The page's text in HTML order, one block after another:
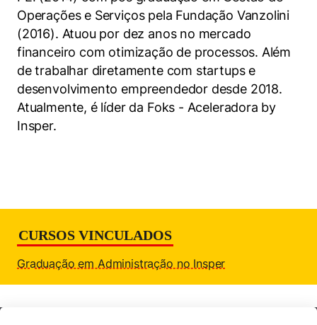
Todas as Engenharias
Engenharia de Computação
Negócios
Prêmio Duda Ermírio de Moraes
Como funciona
Resolução Eficaz de Problemas
Oportunidade de Negócios
Women in Action
Trabalhe conosco
Sala de Imprensa
Biblioteca Telles
Repositório Institucional
Pesquisa na Graduação
Seminários Acadêmicos
Comitê de Ética em Pesquisa
Notícias
Youtube
Instagram
Linkedin
Engenharia e Ciência da Computação
Direito
Busca por docentes
Áreas de Conhecimento
Prêmios de Excelência
Ensino e aprendizagem
Fale Conosco
Atendimento
Visite o Insper
Canal de Ética
Ouvidoria
Operações e Serviços pela Fundação Vanzolini
(2016). Atuou por dez anos no mercado
financeiro com otimização de processos. Além
de trabalhar diretamente com startups e
desenvolvimento empreendedor desde 2018.
Atualmente, é líder da Foks - Aceleradora by
Insper.
CURSOS VINCULADOS
Graduação em Administração no Insper